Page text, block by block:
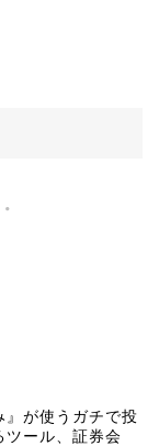
』が使うガチで投
ツール、証券会